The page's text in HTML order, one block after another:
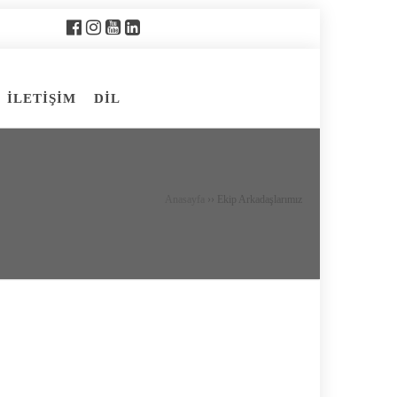
İLETİŞİM DİL
›› Ekip Arkadaşlarımız